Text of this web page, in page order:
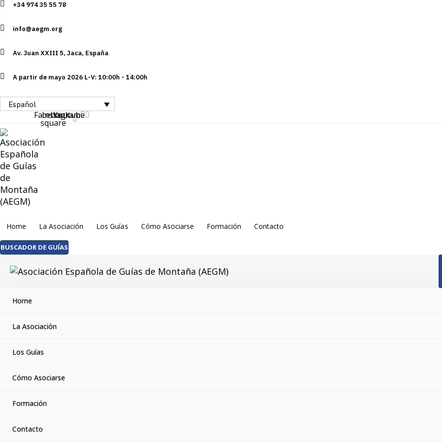
Skip
Skip
primary
+34 974 35 55 78
info@aegm.org
Av. Juan XXIII 5, Jaca, España
A partir de mayo 2026 L-V: 10:00h - 14:00h
Español
Facebook-
square
Instagram
Youtube
Home La Asociación Los Guías Cómo Asociarse Formación Contacto
BUSCADOR DE GUÍAS
Home
La Asociación
Los Guías
Cómo Asociarse
Formación
Contacto
Buscador de Guías